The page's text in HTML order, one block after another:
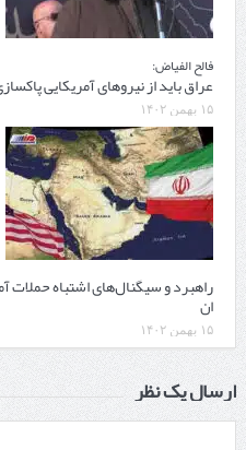
فالح الفیاض:
عراق باید از نیروهای آمریکایی
۱۵ بهمن ۱۴۰۲
راهبرد و سیگنال‌های اشتباه حملات
ان
۱۵ بهمن ۱۴۰۲
ارسال یک نظر